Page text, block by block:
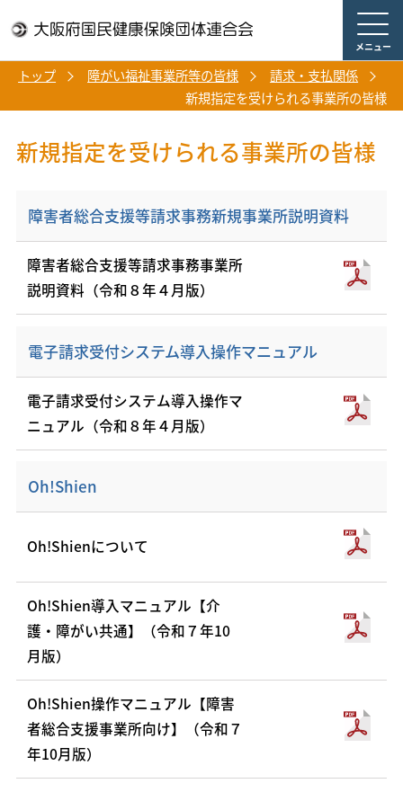
メニュー
トップ 障がい福祉事業所等の皆様
請求・支払関係
新規指定を受けられる事業所の皆様
新規指定を受けられる事業所の皆様
障害者総合支援等請求事務新規事業所説明資料
障害者総合支援等請求事務事業所
説明資料（令和８年４月版）
電子請求受付システム導入操作マニュアル
電子請求受付システム導入操作マ
ニュアル（令和８年４月版）
Oh!Shien
Oh!Shienについて
Oh!Shien導入マニュアル【介
護・障がい共通】（令和７年10
月版）
Oh!Shien操作マニュアル【障害
者総合支援事業所向け】（令和７
年10月版）